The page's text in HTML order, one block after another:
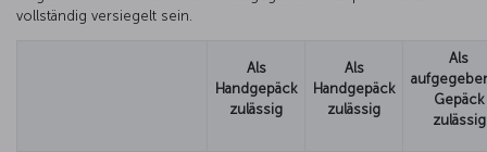
vollständig versiegelt sein.
Als
Handgepäck
zulässig
Als
Handgepäck
zulässig
Als
Gepäck
zulässig